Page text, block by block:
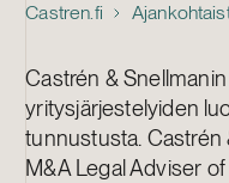
Castren.fi
Castrén &
yritysjärjestelyiden
tunnustusta. Castrén
M&A Legal Adviser